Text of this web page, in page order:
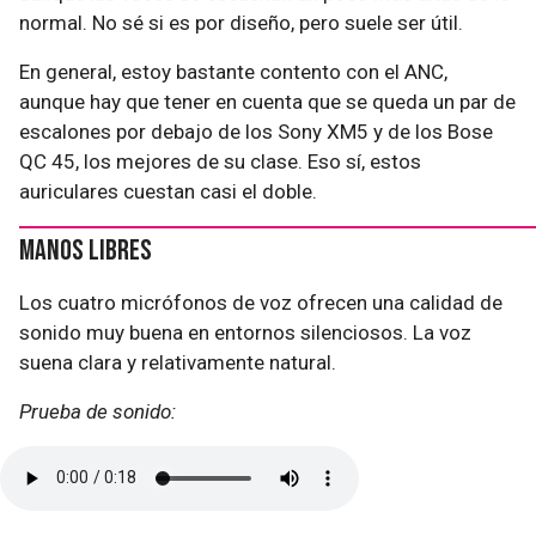
normal. No sé si es por diseño, pero suele ser útil.
En general, estoy bastante contento con el ANC,
aunque hay que tener en cuenta que se queda un par de
escalones por debajo de los Sony XM5 y de los Bose
QC 45, los mejores de su clase. Eso sí, estos
auriculares cuestan casi el doble.
Manos libres
Los cuatro micrófonos de voz ofrecen una calidad de
sonido muy buena en entornos silenciosos. La voz
suena clara y relativamente natural.
Prueba de sonido: